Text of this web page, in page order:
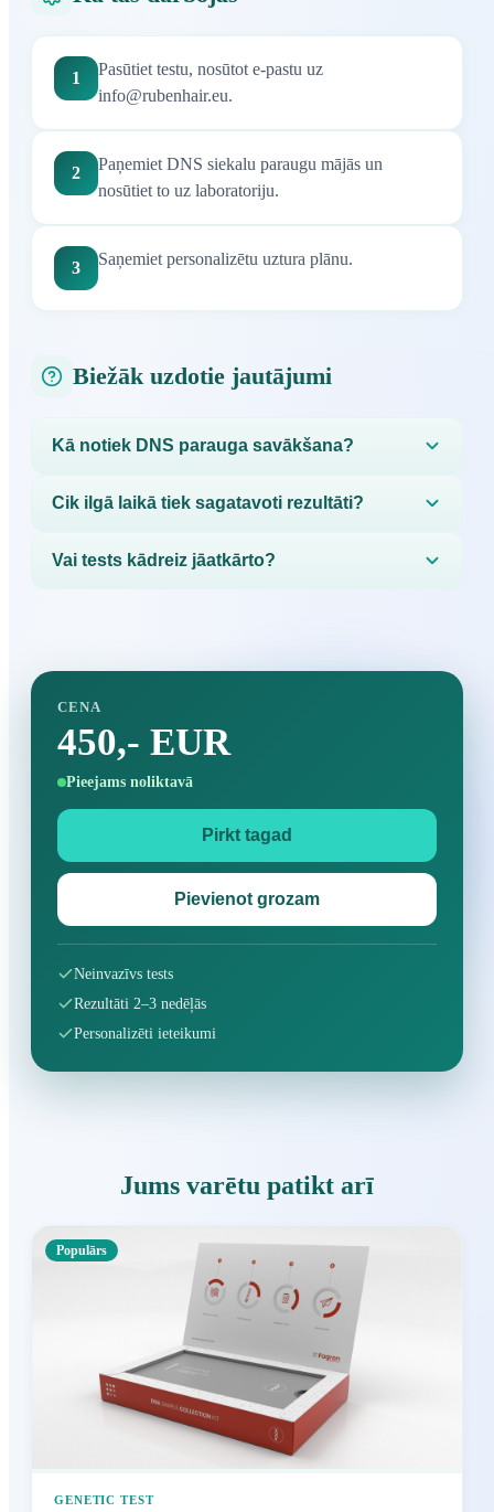
1
Pasūtiet testu, nosūtot e-pastu uz
info@rubenhair.eu.
2
Paņemiet DNS siekalu paraugu mājās un
nosūtiet to uz laboratoriju.
3 Saņemiet personalizētu uztura plānu.
Biežāk uzdotie jautājumi
Kā notiek DNS parauga savākšana?
vaiga uztriepi, tāpēc asins analīze nav vajadzīga.
Cik ilgā laikā tiek sagatavoti rezultāti?
laboratorija ir saņēmusi jūsu paraugu.
Vai tests kādreiz jāatkārto?
CENA
450,- EUR
Pieejams noliktavā
Pirkt tagad
Pievienot grozam
Neinvazīvs tests
Rezultāti 2–3 nedēļās
Personalizēti ieteikumi
Jums varētu patikt arī
Populārs
GENETIC TEST